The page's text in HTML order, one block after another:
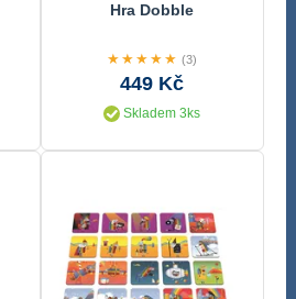
Hra Dobble
★★★★★ (3)
449 Kč
Skladem 3ks